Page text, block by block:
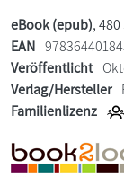
eBook (epub),
EAN
Veröffentlicht
Verlag/Hersteller
Familienlizenz